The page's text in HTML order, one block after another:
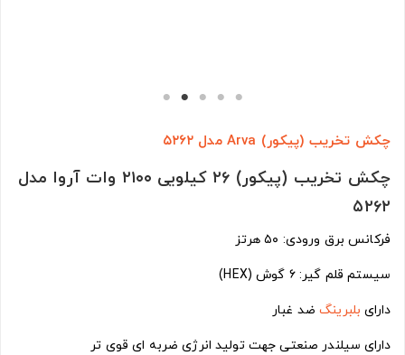
چکش تخریب (پیکور) Arva مدل ۵۲۶۲
چکش تخریب (پیکور) ۲۶ کیلویی ۲۱۰۰ وات آروا مدل
۵۲۶۲
فرکانس برق ورودی: ۵۰ هرتز
سیستم قلم گیر: ۶ گوش (HEX)
دارای بلبرینگضد غبار
دارای سیلندر صنعتی جهت تولید انرژی ضربه ای قوی تر